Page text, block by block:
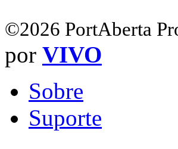
©2026 PortAberta
por VIVO
Sobre
Suporte